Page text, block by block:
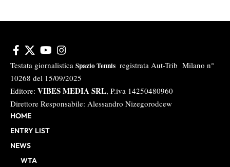
Testata giornalistica Spazio Tennis registrata Aut-Trib Milano n°
10268 del 15/09/2025
Editore: VIBES MEDIA SRL, P.iva 14250480960
Direttore Responsabile: Alessandro Nizegorodcew
HOME
ENTRY LIST
NEWS
WTA